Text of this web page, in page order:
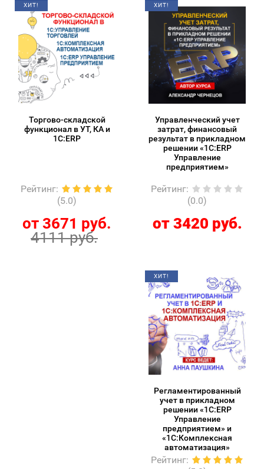
ХИТ!
Торгово-складской
функционал в УТ, КА и
1С:ERP
Рейтинг:
(5.0)
от 3671 руб.
4111 руб.
ХИТ!
Управленческий учет
затрат, финансовый
результат в прикладном
решении «1С:ERP
Управление
предприятием»
Рейтинг:
(0.0)
от 3420 руб.
ХИТ!
Регламентированный
учет в прикладном
решении «1С:ERP
Управление
предприятием» и
«1С:Комплексная
автоматизация»
Рейтинг: